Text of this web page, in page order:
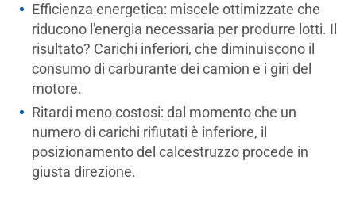
Efficienza energetica: miscele ottimizzate che
riducono l'energia necessaria per produrre lotti. Il
risultato? Carichi inferiori, che diminuiscono il
consumo di carburante dei camion e i giri del
motore.
Ritardi meno costosi: dal momento che un
numero di carichi rifiutati è inferiore, il
posizionamento del calcestruzzo procede in
giusta direzione.